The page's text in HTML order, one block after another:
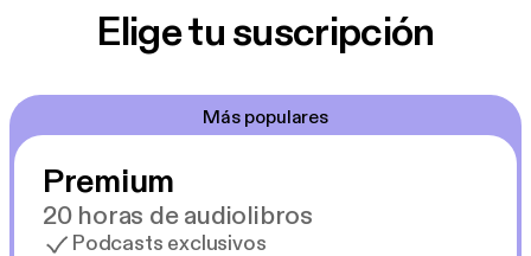
Elige tu suscripción
Más populares
Premium
20 horas de audiolibros
Podcasts exclusivos